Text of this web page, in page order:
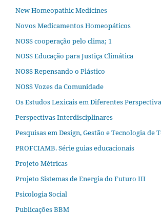
New Homeopathic Medicines
Novos Medicamentos Homeopáticos
NOSS cooperação pelo clima; 1
NOSS Educação para Justiça Climática
NOSS Repensando o Plástico
NOSS Vozes da Comunidade
Os Estudos Lexicais em Diferentes
Perspectivas Interdisciplinares
Pesquisas em Design, Gestão e Tecnologia de
PROFCIAMB. Série guias educacionais
Projeto Métricas
Projeto Sistemas de Energia do Futuro III
Psicologia Social
Publicações BBM